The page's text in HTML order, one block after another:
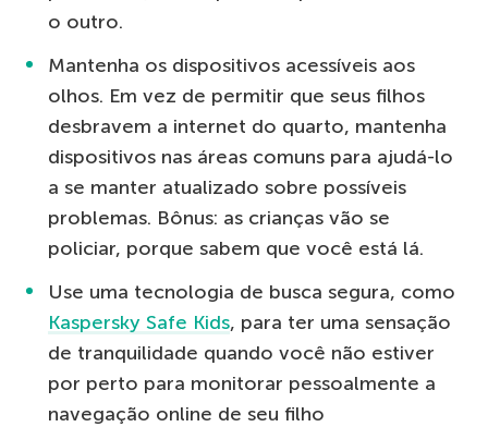
o outro.
Mantenha os dispositivos acessíveis aos
olhos. Em vez de permitir que seus filhos
desbravem a internet do quarto, mantenha
dispositivos nas áreas comuns para ajudá-lo
a se manter atualizado sobre possíveis
problemas. Bônus: as crianças vão se
policiar, porque sabem que você está lá.
Use uma tecnologia de busca segura, como
Kaspersky Safe Kids, para ter uma sensação
de tranquilidade quando você não estiver
por perto para monitorar pessoalmente a
navegação online de seu filho